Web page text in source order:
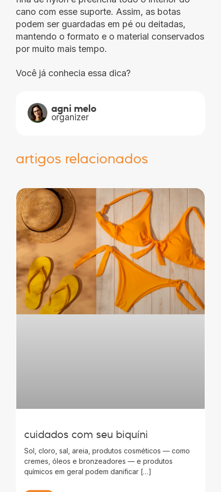
agni melo
organizer
cano com esse suporte. Assim, as botas
podem ser guardadas em pé ou deitadas,
mantendo o formato e o material conservados
por muito mais tempo.
Você já conhecia essa dica?
artigos relacionados
cuidados com seu biquíni
Sol, cloro, sal, areia, produtos cosméticos — como
cremes, óleos e bronzeadores — e produtos
químicos em geral podem danificar […]